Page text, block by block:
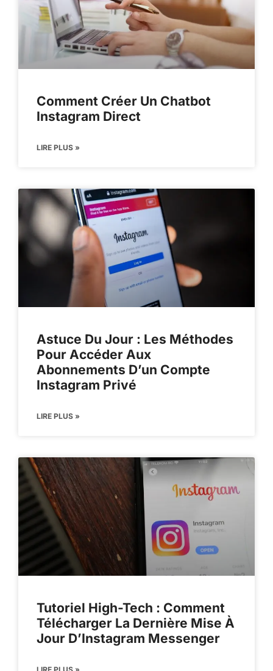
Comment Créer Un Chatbot
Instagram Direct
LIRE PLUS »
Astuce Du Jour : Les Méthodes
Pour Accéder Aux
Abonnements D’un Compte
Instagram Privé
LIRE PLUS »
Tutoriel High-Tech : Comment
Télécharger La Dernière Mise À
Jour D’Instagram Messenger